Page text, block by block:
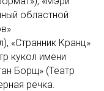
областной
«Странник Кранц»
кукол имени
Борщ» (Театр
речка.